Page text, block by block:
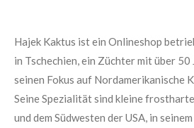
Hajek Kaktus ist ein Onlineshop
in Tschechien, ein Züchter mit über
seinen Fokus auf Nordamerikanische
Seine Spezialität sind kleine
und dem Südwesten der USA, in